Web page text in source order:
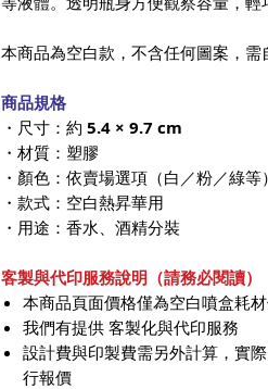
本商品為空白款，不含任何圖案，需
商品規格
・尺寸：約 5.4 × 9.7 cm
・材質：塑膠
・顏色：依賣場選項（白／粉／綠等）
・款式：空白熱昇華用
・用途：香水、酒精分裝
客製與代印服務說明（請務必閱讀）
本商品頁面價格僅為空白噴盒耗
我們有提供 客製化與代印服務
設計費與印製費需另外計算，實
行報價